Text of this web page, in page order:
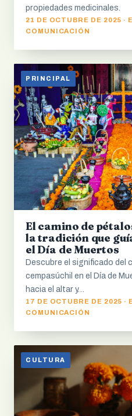
propiedades medicinales.
21 DE OCTUBRE DE 2025 ·
COMUNICACIÓN
PRINCIPAL
El camino de
la tradición que
el Día de Muertos
Descubre el significado del
cempasúchil en el Día de
hacia el altar y…
17 DE OCTUBRE DE 2025 ·
COMUNICACIÓN
CULTURA